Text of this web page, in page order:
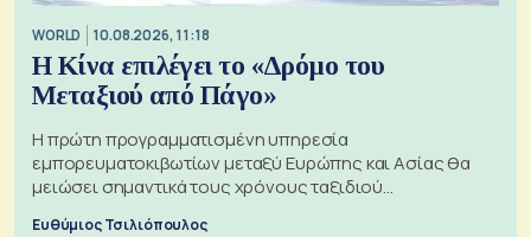
WORLD 10.08.2026, 11:18
Η Κίνα επιλέγει το «Δρόμο του
Μεταξιού από Πάγο»
Η πρώτη προγραμματισμένη υπηρεσία
εμπορευματοκιβωτίων μεταξύ Ευρώπης και Ασίας θα
μειώσει σημαντικά τους χρόνους ταξιδιού
χρησιμοποιώντας την Αρκτική ως πλωτή οδό
Ευθύμιος Τσιλιόπουλος